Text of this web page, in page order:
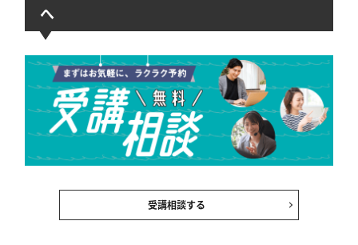
へ
受講相談する